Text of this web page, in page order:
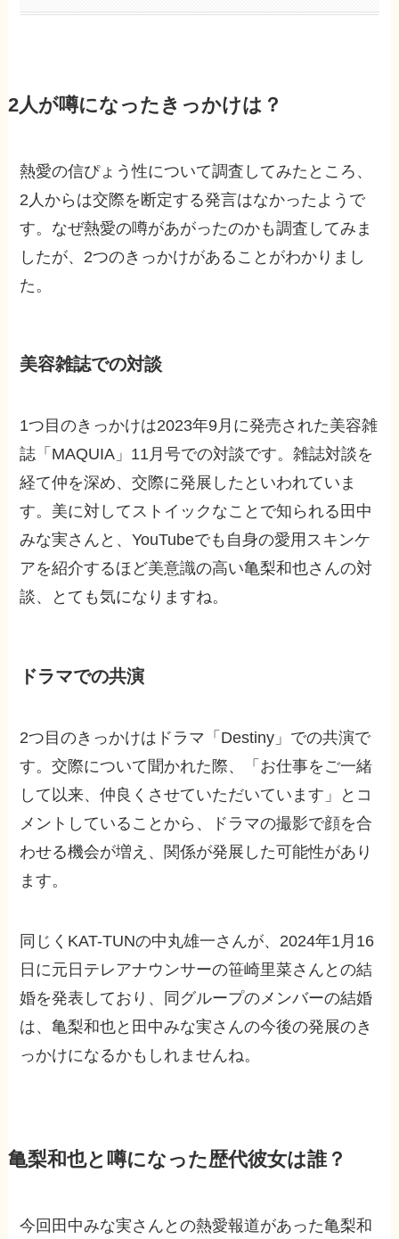
2人が噂になったきっかけは？
熱愛の信ぴょう性について調査してみたところ、
2人からは交際を断定する発言はなかったようで
す。なぜ熱愛の噂があがったのかも調査してみま
したが、2つのきっかけがあることがわかりまし
た。
美容雑誌での対談
1つ目のきっかけは2023年9月に発売された美容雑
誌「MAQUIA」11月号での対談です。雑誌対談を
経て仲を深め、交際に発展したといわれていま
す。美に対してストイックなことで知られる田中
みな実さんと、YouTubeでも自身の愛用スキンケ
アを紹介するほど美意識の高い亀梨和也さんの対
談、とても気になりますね。
ドラマでの共演
2つ目のきっかけはドラマ「Destiny」での共演で
す。交際について聞かれた際、「お仕事をご一緒
して以来、仲良くさせていただいています」とコ
メントしていることから、ドラマの撮影で顔を合
わせる機会が増え、関係が発展した可能性があり
ます。
同じくKAT-TUNの中丸雄一さんが、2024年1月16
日に元日テレアナウンサーの笹崎里菜さんとの結
婚を発表しており、同グループのメンバーの結婚
は、亀梨和也と田中みな実さんの今後の発展のき
っかけになるかもしれませんね。
亀梨和也と噂になった歴代彼女は誰？
今回田中みな実さんとの熱愛報道があった亀梨和